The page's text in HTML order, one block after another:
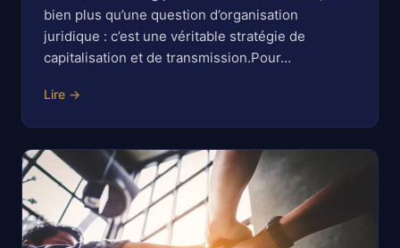
bien plus qu’une question d’organisation
juridique : c’est une véritable stratégie de
capitalisation et de transmission.Pour…
Lire →